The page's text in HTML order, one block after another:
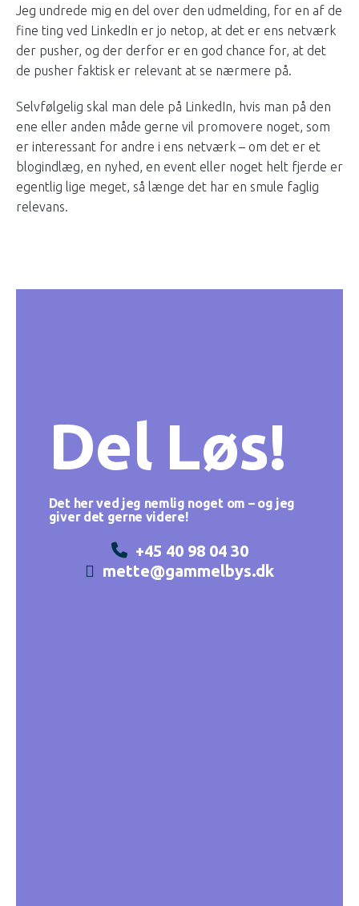
Jeg undrede mig en del over den udmelding, for en af de
fine ting ved LinkedIn er jo netop, at det er ens netværk
der pusher, og der derfor er en god chance for, at det
de pusher faktisk er relevant at se nærmere på.
Selvfølgelig skal man dele på LinkedIn, hvis man på den
ene eller anden måde gerne vil promovere noget, som
er interessant for andre i ens netværk – om det er et
blogindlæg, en nyhed, en event eller noget helt fjerde er
egentlig lige meget, så længe det har en smule faglig
relevans.
Del Løs!
Det her ved jeg nemlig noget om – og jeg
giver det gerne videre!
+45 40 98 04 30
mette@gammelbys.dk